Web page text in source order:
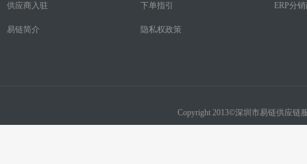
供应商入驻
易链简介
下单指引
隐私权政策
ERP分
Copyright 2013©深圳市易链供应链